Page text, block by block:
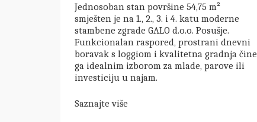
Jednosoban stan površine 54,75 m²
smješten je na 1., 2., 3. i 4. katu moderne
stambene zgrade GALO d.o.o. Posušje.
Funkcionalan raspored, prostrani dnevni
boravak s loggiom i kvalitetna gradnja čine
ga idealnim izborom za mlade, parove ili
investiciju u najam.
Saznajte više